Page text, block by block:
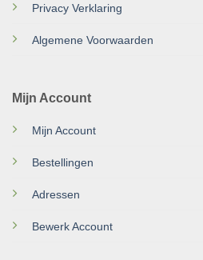
Privacy Verklaring
Algemene Voorwaarden
Mijn Account
Mijn Account
Bestellingen
Adressen
Bewerk Account